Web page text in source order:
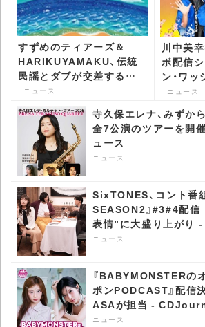
すずめのティアーズ＆
HARIKUYAMAKU、伝統
民謡とダブが交差する
「Chijuyaa」を7インチで
発表 - CDJournal ニュー
ス
ニュース
川中美
ボ配信
ン・ワ
ージョ
ス
ニュース
寺久保エレナ、みずか
全7公演のツアーを開
ュース
ニュース
SixTONES、コント番組
SEASON2』#3#4配
表情”に大盛り上がり
ース
ニュース
『BABYMONSTERの
ポンPODCAST』配
ASAが担当 -
ニュース